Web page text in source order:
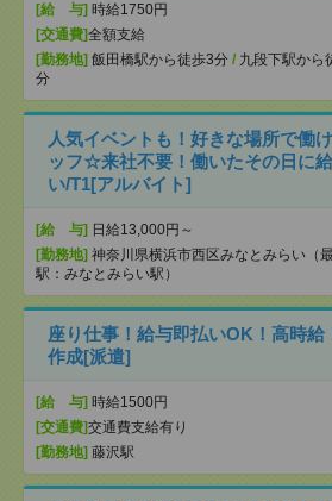
[給 与] 時給1750円
[交通費]全額支給
[勤務地] 飯田橋駅から徒歩3分 / 九段下駅から
分
人気イベントも！好きな場所で働
ッフ☆来社不要！働いたその日に
い/T1[アルバイト]
[給 与] 日給13,000円～
[勤務地] 神奈川県横浜市西区みなとみらい（
駅：みなとみらい駅）
座り仕事！給与即払いOK！高時給
作成[派遣]
[給 与] 時給1500円
[交通費]交通費支給有り
[勤務地] 藤沢駅